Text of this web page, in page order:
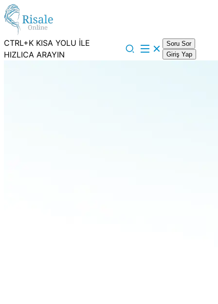
CTRL+K KISA YOLU İLE
HIZLICA ARAYIN
Soru Sor
Giriş Yap